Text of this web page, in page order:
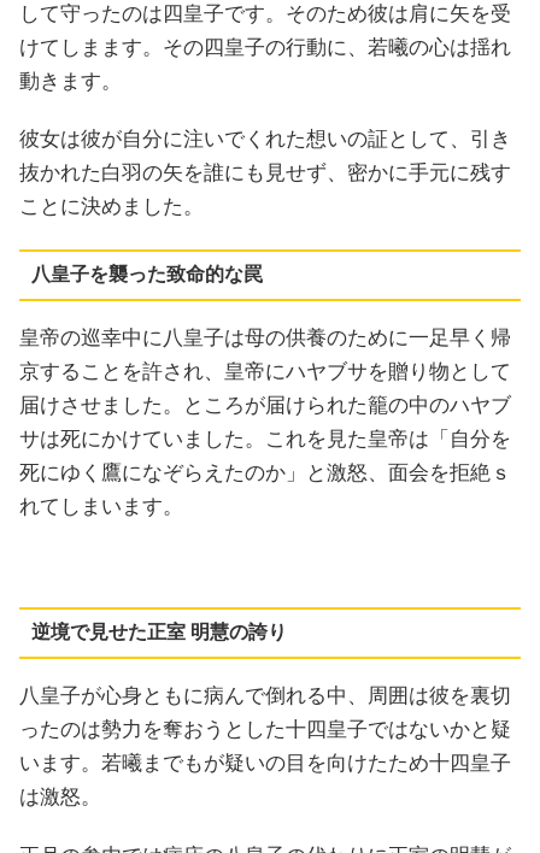
して守ったのは四皇子です。そのため彼は肩に矢を受
けてしまます。その四皇子の行動に、若曦の心は揺れ
動きます。
彼女は彼が自分に注いでくれた想いの証として、引き
抜かれた白羽の矢を誰にも見せず、密かに手元に残す
ことに決めました。
八皇子を襲った致命的な罠
皇帝の巡幸中に八皇子は母の供養のために一足早く帰
京することを許され、皇帝にハヤブサを贈り物として
届けさせました。ところが届けられた籠の中のハヤブ
サは死にかけていました。これを見た皇帝は「自分を
死にゆく鷹になぞらえたのか」と激怒、面会を拒絶ｓ
れてしまいます。
逆境で見せた正室 明慧の誇り
八皇子が心身ともに病んで倒れる中、周囲は彼を裏切
ったのは勢力を奪おうとした十四皇子ではないかと疑
います。若曦までもが疑いの目を向けたため十四皇子
は激怒。